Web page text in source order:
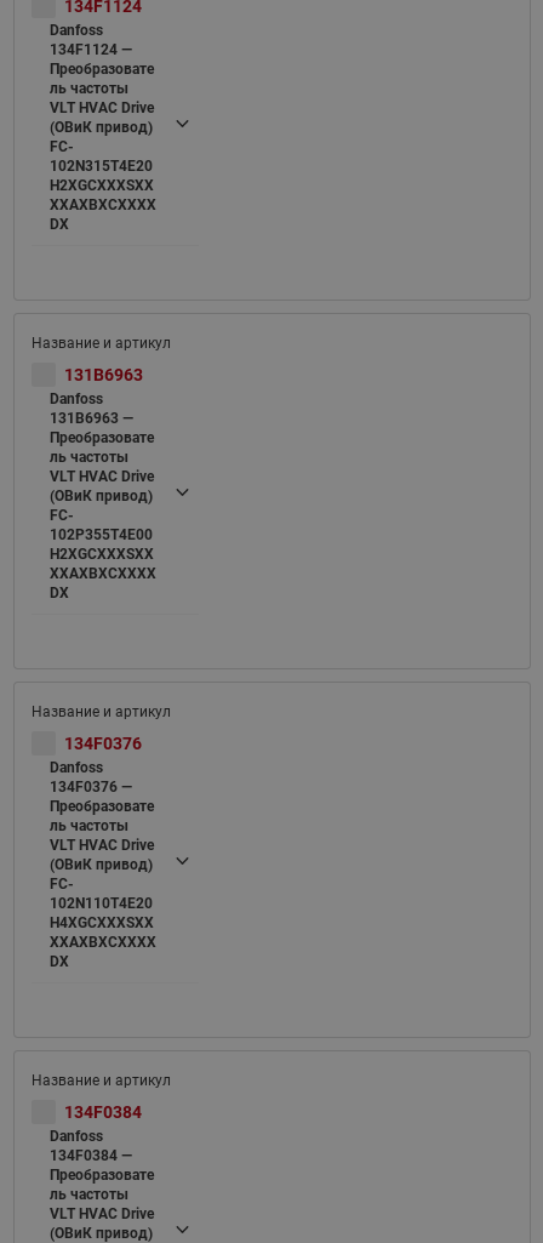
134F1124
Danfoss
134F1124 —
Преобразовате
ль частоты
VLT HVAC Drive
(ОВиК привод)
FC-
102N315T4E20
H2XGCXXXSXX
XXAXBXCXXXX
DX
131B6963
Danfoss
131B6963 —
Преобразовате
ль частоты
VLT HVAC Drive
(ОВиК привод)
FC-
102P355T4E00
H2XGCXXXSXX
XXAXBXCXXXX
DX
134F0376
Danfoss
134F0376 —
Преобразовате
ль частоты
VLT HVAC Drive
(ОВиК привод)
FC-
102N110T4E20
H4XGCXXXSXX
XXAXBXCXXXX
DX
134F0384
Danfoss
134F0384 —
Преобразовате
ль частоты
VLT HVAC Drive
(ОВиК привод)